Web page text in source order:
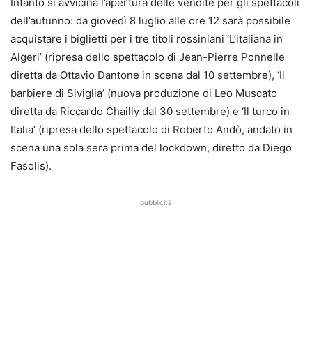
dell’autunno: da giovedì 8 luglio alle ore 12 sarà possibile
acquistare i biglietti per i tre titoli rossiniani ‘L’italiana in
Algeri’ (ripresa dello spettacolo di Jean-Pierre Ponnelle
diretta da Ottavio Dantone in scena dal 10 settembre), ‘Il
barbiere di Siviglia’ (nuova produzione di Leo Muscato
diretta da Riccardo Chailly dal 30 settembre) e ‘Il turco in
Italia’ (ripresa dello spettacolo di Roberto Andò, andato in
scena una sola sera prima del lockdown, diretto da Diego
Fasolis).
pubblicità